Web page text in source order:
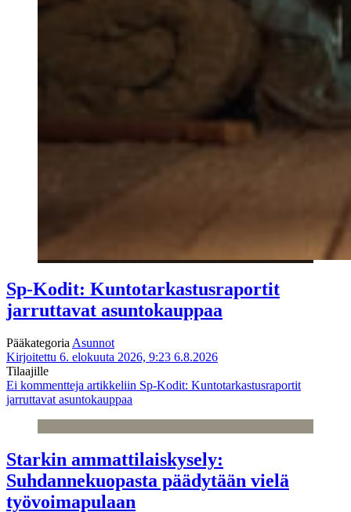
Sp-Kodit: Kuntotarkastusraportit
jarruttavat asuntokauppaa
PääkategoriaAsunnot
Kirjoitettu 6. elokuuta 2026, 9:23 6.8.2026
Tilaajille
Ei kommentteja artikkeliin Sp-Kodit: Kuntotarkastusraportit
jarruttavat asuntokauppaa
Starkin ammattilaiskysely:
Suhdannekuopasta päädytään vielä
työvoimapulaan